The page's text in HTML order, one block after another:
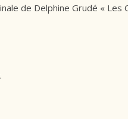
de Delphine Grudé «